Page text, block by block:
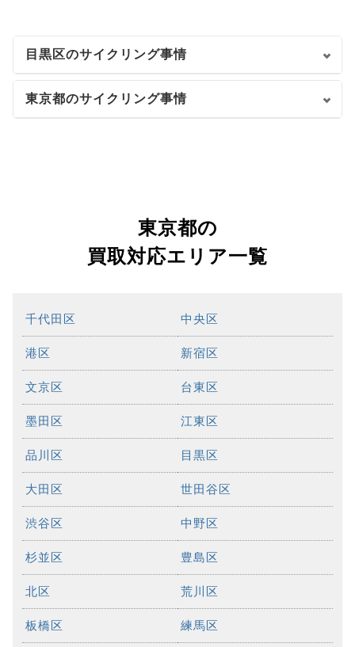
目黒区のサイクリング事情
東京都のサイクリング事情
東京都の
買取対応エリア一覧
千代田区 中央区
港区 新宿区
文京区 台東区
墨田区 江東区
品川区 目黒区
大田区 世田谷区
渋谷区 中野区
杉並区 豊島区
北区 荒川区
板橋区 練馬区